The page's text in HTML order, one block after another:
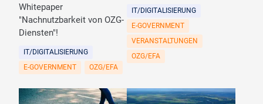
Whitepaper
"Nachnutzbarkeit von OZG-
Diensten"!
IT/DIGITALISIERUNG
E-GOVERNMENT
OZG/EFA
IT/DIGITALISIERUNG
E-GOVERNMENT
VERANSTALTUNGEN
OZG/EFA